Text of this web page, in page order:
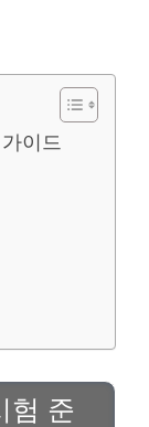
이드
험 준